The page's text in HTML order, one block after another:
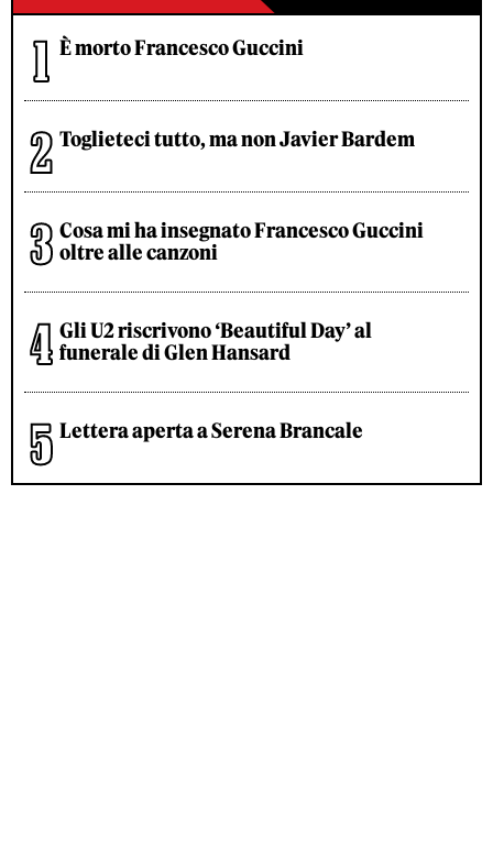
È morto Francesco Guccini
Toglieteci tutto, ma non Javier Bardem
Cosa mi ha insegnato Francesco Guccini
oltre alle canzoni
Gli U2 riscrivono ‘Beautiful Day’ al
funerale di Glen Hansard
Lettera aperta a Serena Brancale